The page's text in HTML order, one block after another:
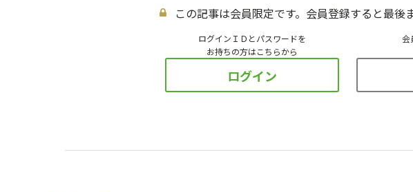
この記事は会員限定です。会員登録すると最後
ログインＩＤとパスワードを
お持ちの方はこちらから
ログイン
会